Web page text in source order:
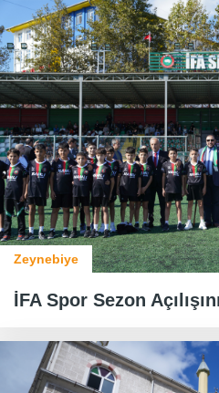
Zeynebiye
İFA Spor Sezon